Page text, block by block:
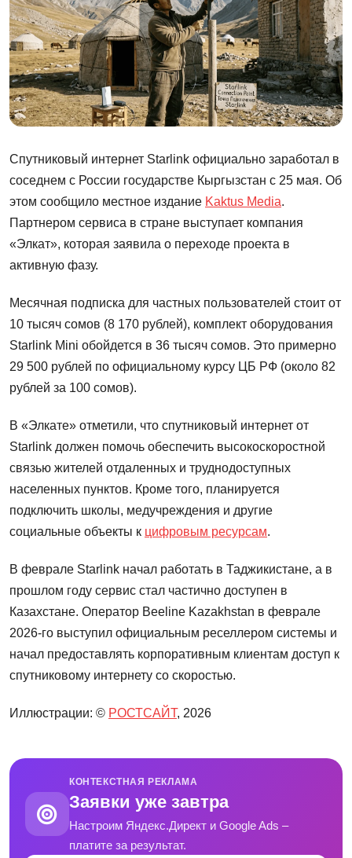
Спутниковый интернет Starlink официально заработал в
соседнем с России государстве Кыргызстан с 25 мая. Об
этом сообщило местное издание Kaktus Media.
Партнером сервиса в стране выступает компания
«Элкат», которая заявила о переходе проекта в
активную фазу.
Месячная подписка для частных пользователей стоит от
10 тысяч сомов (8 170 рублей), комплект оборудования
Starlink Mini обойдется в 36 тысяч сомов. Это примерно
29 500 рублей по официальному курсу ЦБ РФ (около 82
рублей за 100 сомов).
В «Элкате» отметили, что спутниковый интернет от
Starlink должен помочь обеспечить высокоскоростной
связью жителей отдаленных и труднодоступных
населенных пунктов. Кроме того, планируется
подключить школы, медучреждения и другие
социальные объекты к цифровым ресурсам.
В феврале Starlink начал работать в Таджикистане, а в
прошлом году сервис стал частично доступен в
Казахстане. Оператор Beeline Kazakhstan в феврале
2026-го выступил официальным реселлером системы и
начал предоставлять корпоративным клиентам доступ к
спутниковому интернету со скоростью.
Иллюстрации: © РОСТСАЙТ, 2026
КОНТЕКСТНАЯ РЕКЛАМА
Заявки уже завтра
Настроим Яндекс.Директ и Google Ads –
платите за результат.